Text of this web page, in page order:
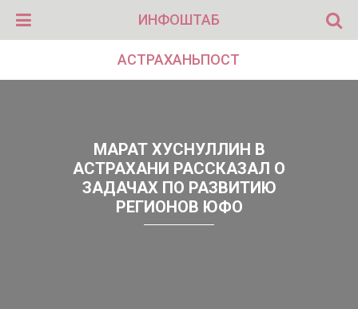
ИНФОШТАБ
АСТРАХАНЬПОСТ
МАРАТ ХУСНУЛЛИН В
АСТРАХАНИ РАССКАЗАЛ О
ЗАДАЧАХ ПО РАЗВИТИЮ
РЕГИОНОВ ЮФО